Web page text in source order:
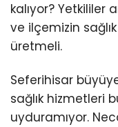
kalıyor? Yetkililer
ve ilçemizin
üretmeli.
Seferihisar
sağlık hizmetleri
uyduramıyor.